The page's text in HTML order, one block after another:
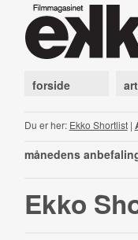
forside
Du er her: Ekko Shortlist|
månedens
Ekko